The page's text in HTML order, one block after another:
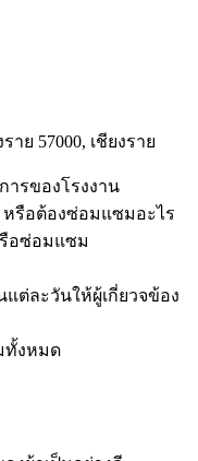
าย 57000, เชียงราย
ารของโรงงาน
หรือต้องซ่อมแซมอะไร
อซ่อมแซม
แต่ละวันให้ผู้เกี่ยวจข้อง
ทั้งหมด